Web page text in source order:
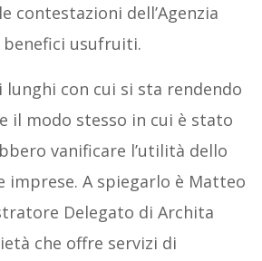
contestazioni dell’Agenzia
usufruiti.
con cui si sta rendendo
il modo stesso in cui è stato
vanificare l’utilità dello
A spiegarlo è Matteo
Delegato di Archita
che offre servizi di